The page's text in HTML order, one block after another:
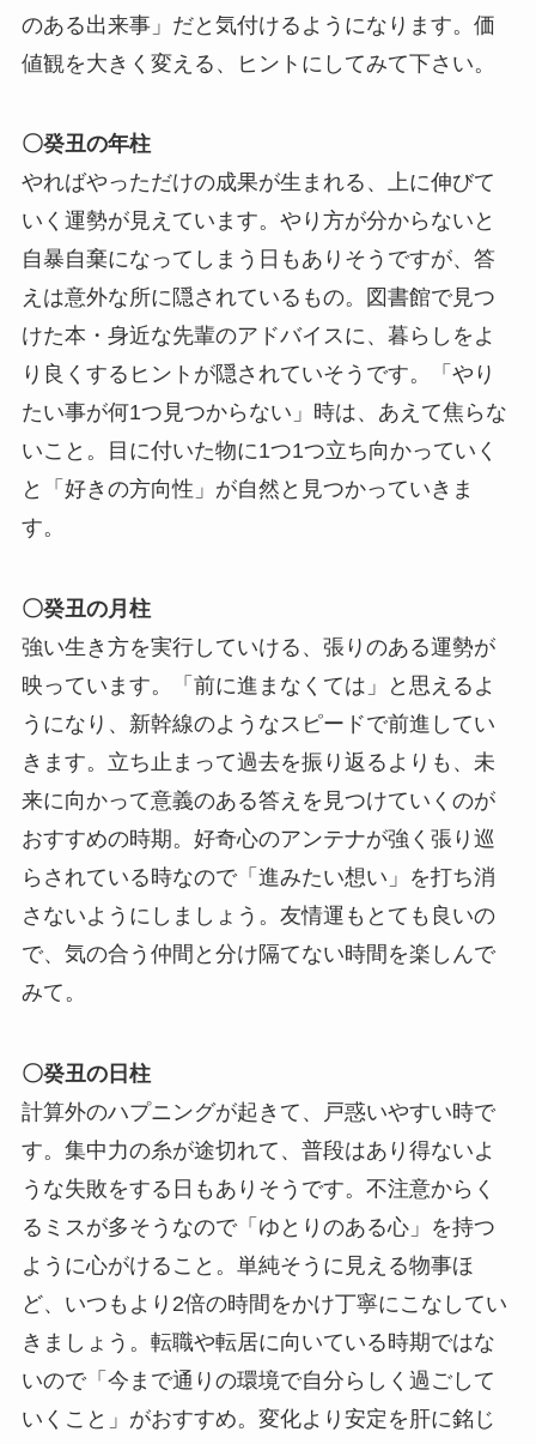
のある出来事」だと気付けるようになります。価
値観を大きく変える、ヒントにしてみて下さい。
〇癸丑の年柱
やればやっただけの成果が生まれる、上に伸びて
いく運勢が見えています。やり方が分からないと
自暴自棄になってしまう日もありそうですが、答
えは意外な所に隠されているもの。図書館で見つ
けた本・身近な先輩のアドバイスに、暮らしをよ
り良くするヒントが隠されていそうです。「やり
たい事が何1つ見つからない」時は、あえて焦らな
いこと。目に付いた物に1つ1つ立ち向かっていく
と「好きの方向性」が自然と見つかっていきま
す。
〇癸丑の月柱
強い生き方を実行していける、張りのある運勢が
映っています。「前に進まなくては」と思えるよ
うになり、新幹線のようなスピードで前進してい
きます。立ち止まって過去を振り返るよりも、未
来に向かって意義のある答えを見つけていくのが
おすすめの時期。好奇心のアンテナが強く張り巡
らされている時なので「進みたい想い」を打ち消
さないようにしましょう。友情運もとても良いの
で、気の合う仲間と分け隔てない時間を楽しんで
みて。
〇癸丑の日柱
計算外のハプニングが起きて、戸惑いやすい時で
す。集中力の糸が途切れて、普段はあり得ないよ
うな失敗をする日もありそうです。不注意からく
るミスが多そうなので「ゆとりのある心」を持つ
ように心がけること。単純そうに見える物事ほ
ど、いつもより2倍の時間をかけ丁寧にこなしてい
きましょう。転職や転居に向いている時期ではな
いので「今まで通りの環境で自分らしく過ごして
いくこと」がおすすめ。変化より安定を肝に銘じ